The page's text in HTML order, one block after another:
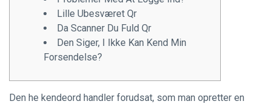
Lille Ubesværet Qr
Da Scanner Du Fuld Qr
Den Siger, I Ikke Kan Kend Min
Forsendelse?
Den he kendeord handler forudsat, som man opretter en